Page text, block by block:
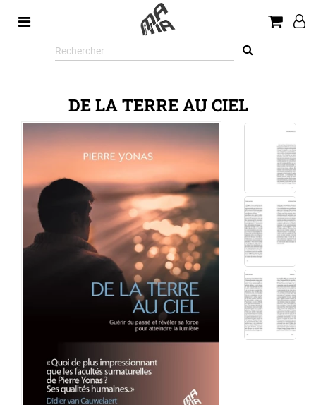
Rechercher
sur
DE LA TERRE AU CIEL